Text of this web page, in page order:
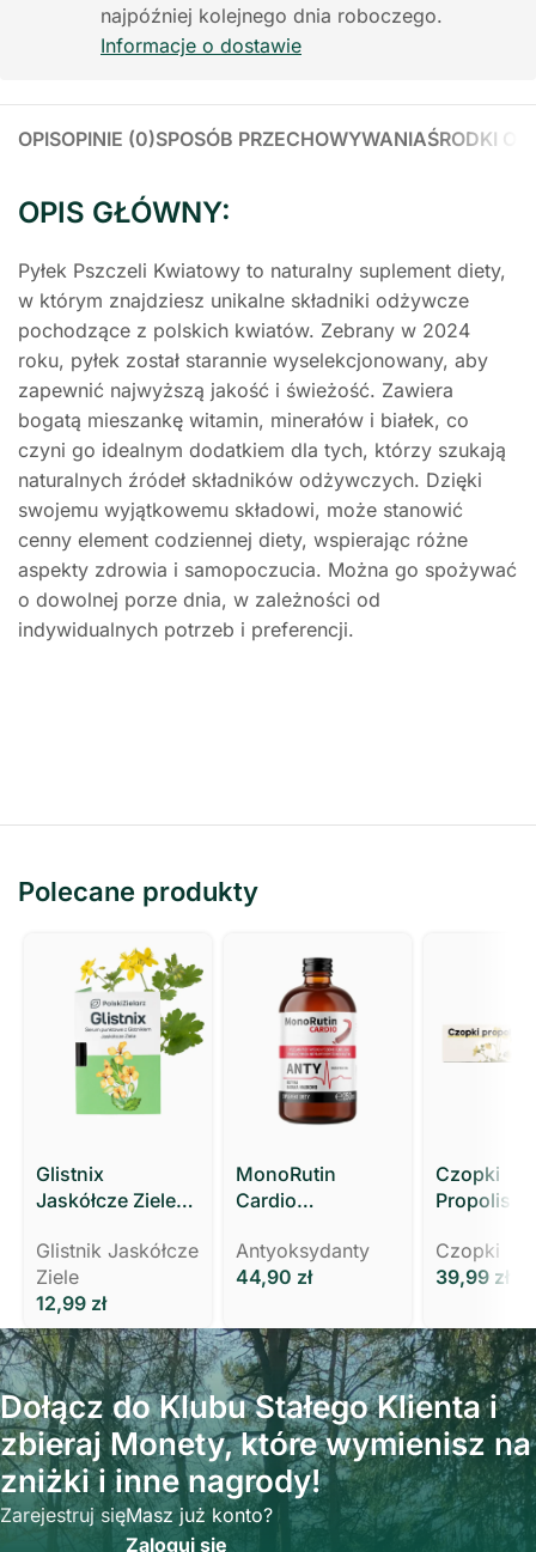
najpóźniej kolejnego dnia roboczego.
Informacje o dostawie
OPISOPINIE (0)SPOSÓB PRZECHOWYWANIAŚRODKI
OPIS GŁÓWNY:
Pyłek Pszczeli Kwiatowy to naturalny suplement diety,
w którym znajdziesz unikalne składniki odżywcze
pochodzące z polskich kwiatów. Zebrany w 2024
roku, pyłek został starannie wyselekcjonowany, aby
zapewnić najwyższą jakość i świeżość. Zawiera
bogatą mieszankę witamin, minerałów i białek, co
czyni go idealnym dodatkiem dla tych, którzy szukają
naturalnych źródeł składników odżywczych. Dzięki
swojemu wyjątkowemu składowi, może stanowić
cenny element codziennej diety, wspierając różne
aspekty zdrowia i samopoczucia. Można go spożywać
o dowolnej porze dnia, w zależności od
indywidualnych potrzeb i preferencji.
Polecane produkty
Glistnix
Jaskółcze Ziele
Modzele MOCNY
3 ml Polski Zielarz
Glistnik Jaskółcze
Ziele
12,99 zł
MonoRutin
Cardio
WYCIĄG Z ZIELA
RUTY
Antyoksydanty
44,90 zł
Czopki
Polski
Czopki
39,99 zł
Dołącz do Klubu Stałego Klienta i
zbieraj Monety, które wymienisz na
zniżki i inne nagrody!
Zarejestruj sięMasz już konto?
Zaloguj się